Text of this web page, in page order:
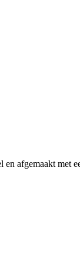
afgemaakt met